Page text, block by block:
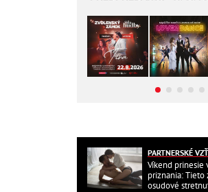
PARTNERSKÉ
Víkend prinesie
priznania: Tieto
osudové